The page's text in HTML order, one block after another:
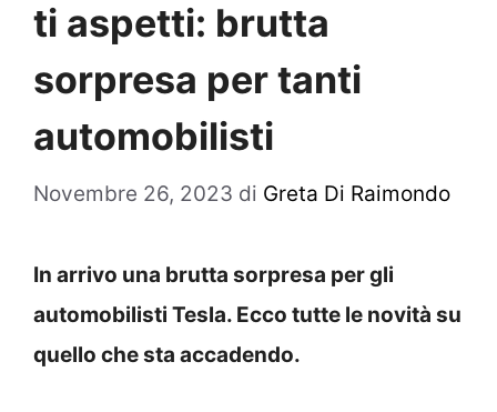
ti aspetti: brutta
sorpresa per tanti
automobilisti
Novembre 26, 2023 di Greta Di Raimondo
In arrivo una brutta sorpresa per gli
automobilisti Tesla. Ecco tutte le novità su
quello che sta accadendo.